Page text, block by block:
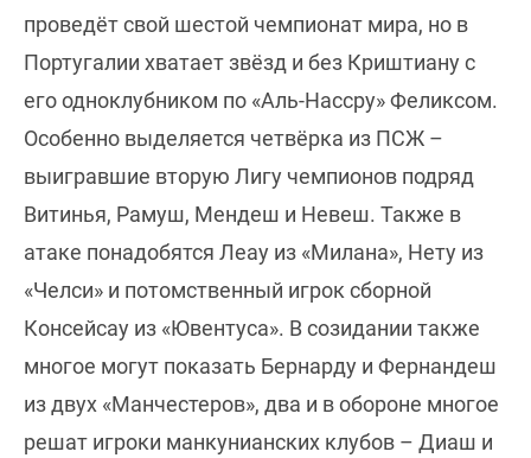
проведёт свой шестой чемпионат мира, но в
Португалии хватает звёзд и без Криштиану с
его одноклубником по «Аль-Нассру» Феликсом.
Особенно выделяется четвёрка из ПСЖ –
выигравшие вторую Лигу чемпионов подряд
Витинья, Рамуш, Мендеш и Невеш. Также в
атаке понадобятся Леау из «Милана», Нету из
«Челси» и потомственный игрок сборной
Консейсау из «Ювентуса». В созидании также
многое могут показать Бернарду и Фернандеш
из двух «Манчестеров», два и в обороне многое
решат игроки манкунианских клубов – Диаш и